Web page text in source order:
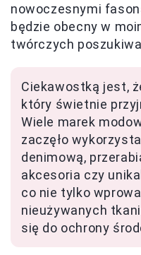
nowoczesnymi
będzie obecny w
twórczych
Ciekawostką jest,
który świetnie
Wiele marek
zaczęło
denimową,
akcesoria czy
co nie tylko
nieużywanych
się do ochrony